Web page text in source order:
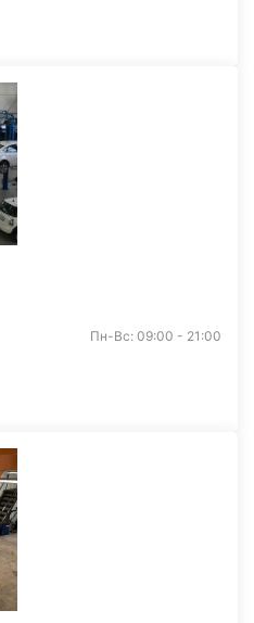
Пн-Вс: 09:00 - 21:00